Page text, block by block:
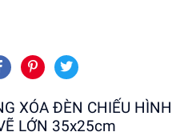
XÓA ĐÈN CHIẾU HÌNH
LỚN 35x25cm